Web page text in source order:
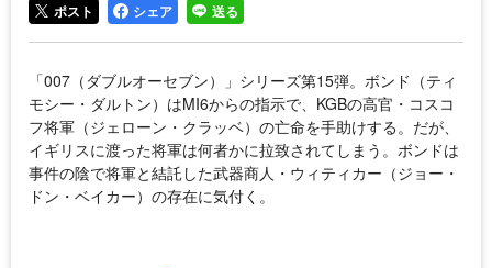
ポスト シェア 送る
「007（ダブルオーセブン）」シリーズ第15弾。ボンド（ティ
モシー・ダルトン）はMI6からの指示で、KGBの高官・コスコ
フ将軍（ジェローン・クラッベ）の亡命を手助けする。だが、
イギリスに渡った将軍は何者かに拉致されてしまう。ボンドは
事件の陰で将軍と結託した武器商人・ウィティカー（ジョー・
ドン・ベイカー）の存在に気付く。